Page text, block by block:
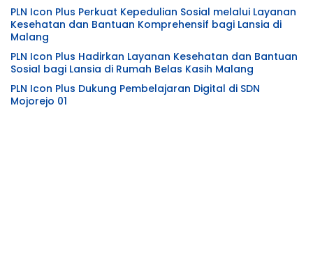
PLN Icon Plus Perkuat Kepedulian Sosial melalui Layanan
Kesehatan dan Bantuan Komprehensif bagi Lansia di
Malang
PLN Icon Plus Hadirkan Layanan Kesehatan dan Bantuan
Sosial bagi Lansia di Rumah Belas Kasih Malang
PLN Icon Plus Dukung Pembelajaran Digital di SDN
Mojorejo 01